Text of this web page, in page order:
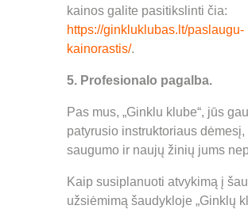
kainos galite pasitikslinti čia:
https://ginkluklubas.lt/paslaugu-
kainorastis/.
5. Profesionalo pagalba.
Pas mus, „Ginklu klube“, jūs
patyrusio instruktoriaus dėmesį,
saugumo ir naujų žinių jums
Kaip susiplanuoti atvykimą į
užsiėmimą šaudykloje „Ginklų